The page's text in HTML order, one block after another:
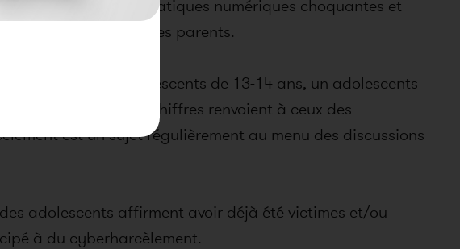
harcelé. Et si les pratiques numériques choquantes et
présent à l'esprit des parents.
parents et 500 adolescents de 13-14 ans, un adolescents
inquiétude. Ces chiffres renvoient à ceux des
est un sujet régulièrement au menu des discussions
adolescents affirment avoir déjà été victimes et/ou
à du cyberharcèlement.